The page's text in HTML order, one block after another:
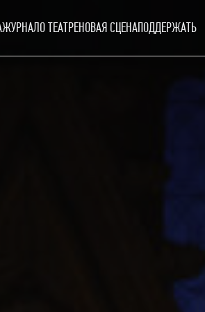
ЖУРНАЛО ТЕАТРЕНОВАЯ СЦЕНАПОДДЕРЖАТЬ